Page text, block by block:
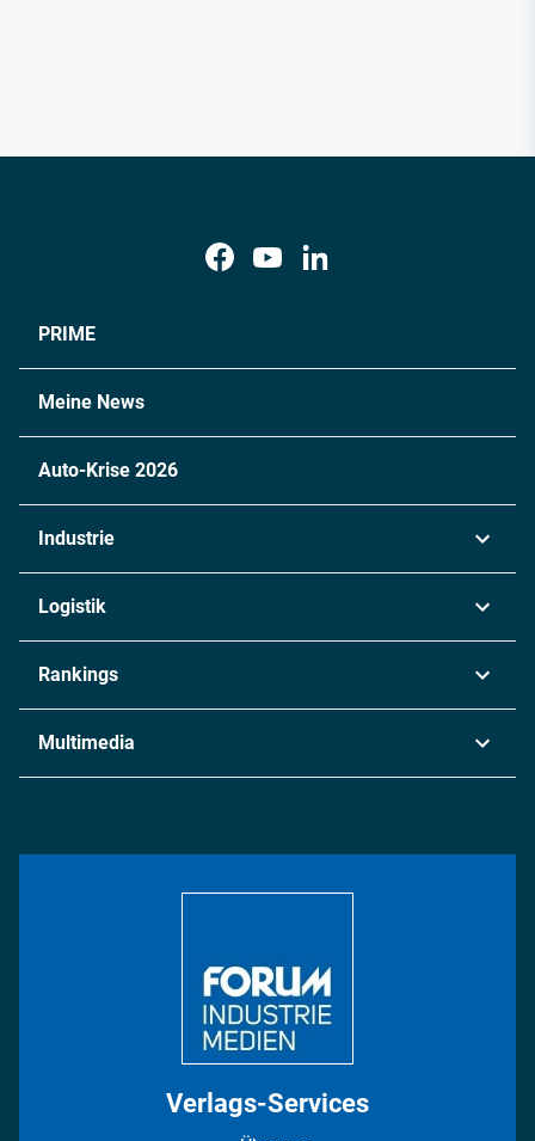
PRIME
Meine News
Auto-Krise 2026
Industrie
Chemie
Metall
Energie
Logistik
Rankings
Multimedia
Verlags-Services